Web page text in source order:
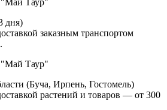
дня)
заказным транспортом
(Буча, Ирпень, Гостомель)
растений и товаров — от 300